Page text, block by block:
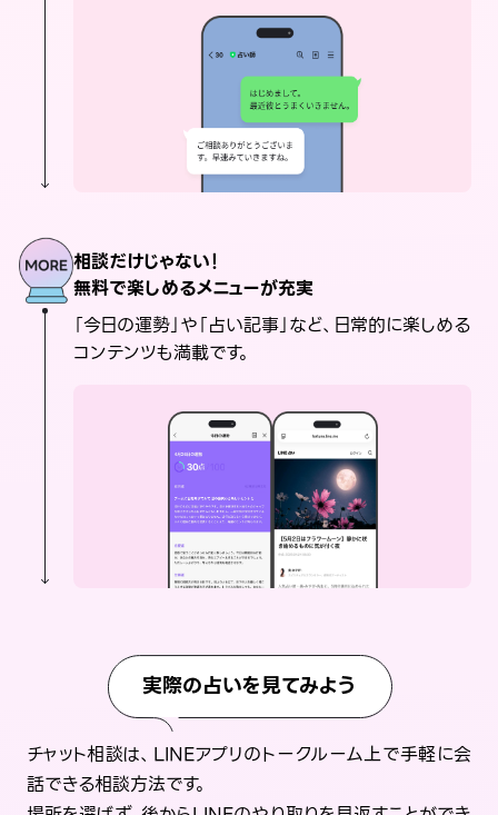
相談だけじゃない！
無料で楽しめるメニューが充実
「今日の運勢」や「占い記事」など、日常的に楽しめる
コンテンツも満載です。
実際の占いを見てみよう
チャット相談は、LINEアプリのトークルーム上で手軽に会
話できる相談方法です。